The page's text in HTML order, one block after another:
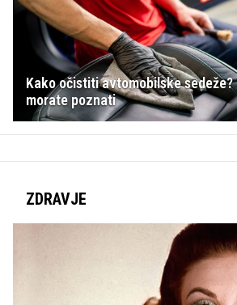
Kako očistiti avtomobilske
morate poznati
ZDRAVJE